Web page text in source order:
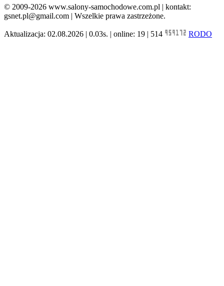
© 2009-2026 www.salony-samochodowe.com.pl | kontakt:
gsnet.pl@gmail.com | Wszelkie prawa zastrzeżone.
Aktualizacja: 02.08.2026 | 0.03s. | online: 19 | 514 RODO